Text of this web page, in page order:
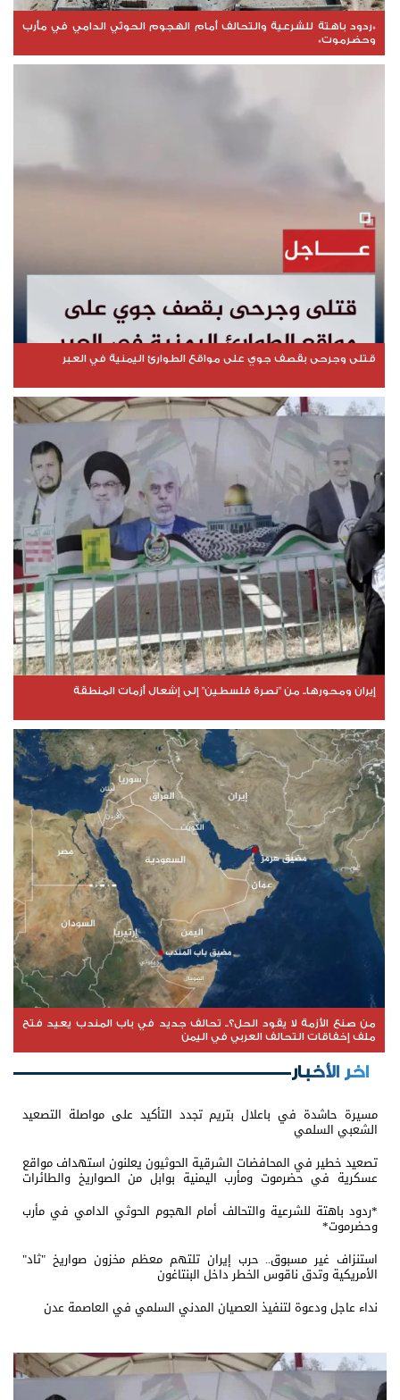
*ردود باهتة للشرعية والتحالف أمام الهجوم الحوثي الدامي في مأرب
وحضرموت*
قتلى وجرحى بقصف جوي على مواقع الطوارئ اليمنية في العبر
إيران ومحورها.. من "نصرة فلسطين" إلى إشعال أزمات المنطقة
من صنع الأزمة لا يقود الحل؟.. تحالف جديد في باب المندب يعيد فتح
ملف إخفاقات التحالف العربي في اليمن
اخر الأخبار
مسيرة حاشدة في باعلال بتريم تجدد التأكيد على مواصلة التصعيد
الشعبي السلمي
تصعيد خطير في المحافضات الشرقية الحوثيون يعلنون استهداف مواقع
عسكرية في حضرموت ومأرب اليمنية بوابل من الصواريخ والطائرات
*ردود باهتة للشرعية والتحالف أمام الهجوم الحوثي الدامي في مأرب
وحضرموت*
استنزاف غير مسبوق.. حرب إيران تلتهم معظم مخزون صواريخ "ثاد"
الأمريكية وتدق ناقوس الخطر داخل البنتاغون
نداء عاجل ودعوة لتنفيذ العصيان المدني السلمي في العاصمة عدن